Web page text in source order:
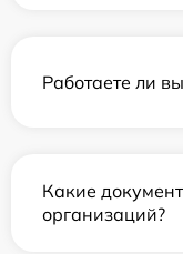
Работаете ли
Какие
организаций?